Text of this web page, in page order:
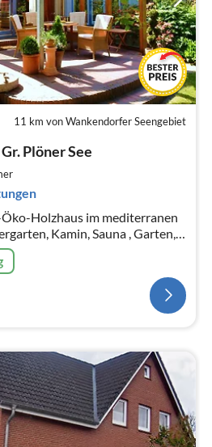
11 km von Wankendorfer Seengebiet
Plöner See
Holzhaus im mediterranen
Kamin, Sauna , Garten,
freies WLAN, Strand 200 m